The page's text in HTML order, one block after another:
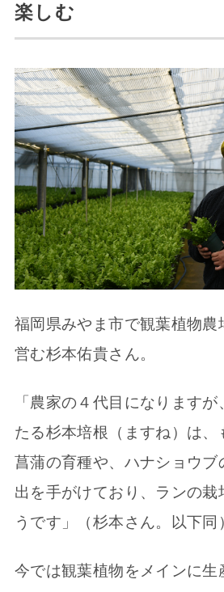
楽しむ
福岡県みやま市で観葉植物農
営む杉本佑貴さん。
「農家の４代目になります
たる杉本培根（ますね）は、
菖蒲の育種や、ハナショウブ
出を手がけており、ランの栽
うです」（杉本さん。以下同
今では観葉植物をメインに生